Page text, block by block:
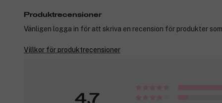
Produktrecensioner
Vänligen logga in för att skriva en recension för produkter
Villkor för produktrecensioner
4,7